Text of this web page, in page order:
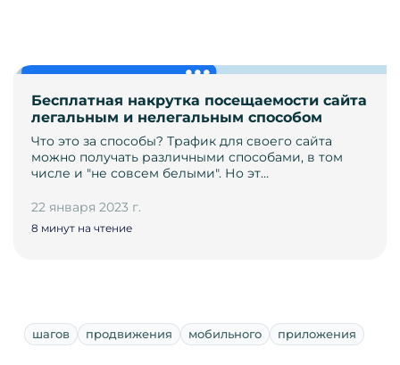
Бесплатная накрутка посещаемости сайта
легальным и нелегальным способом
Что это за способы? Трафик для своего сайта
можно получать различными способами, в том
числе и "не совсем белыми". Но эт…
22 января 2023 г.
8 минут на чтение
шагов продвижения мобильного приложения